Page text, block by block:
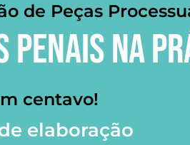
de Peças
PENAIS NA
centavo!
elaboração